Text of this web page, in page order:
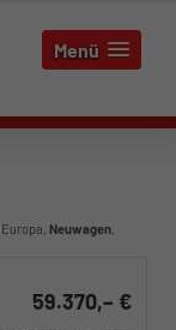
Menü
Neuwagen,
59.370,– €